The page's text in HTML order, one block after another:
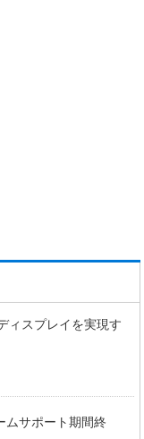
ィスプレイを実現す
ムサポート期間終